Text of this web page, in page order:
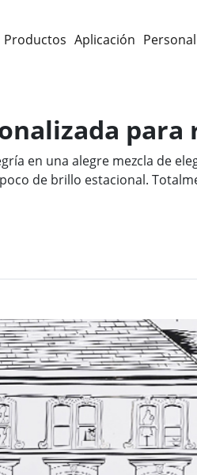
Productos Aplicación
para
en una alegre mezcla de
de brillo estacional.